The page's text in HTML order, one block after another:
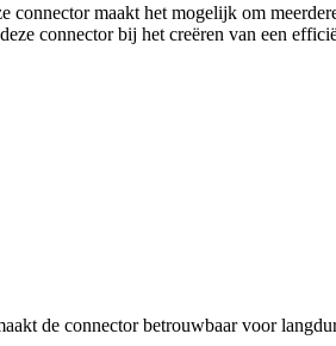
maakt het mogelijk om
connector bij het creëren van een
de connector betrouwbaar voor